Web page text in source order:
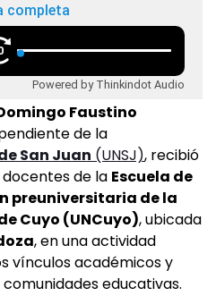
completa
Powered by Thinkindot Audio
Faustino
de la
San Juan (UNSJ), recibió
de la Escuela de
preuniversitaria de la
Cuyo (UNCuyo), ubicada
, en una actividad
vínculos académicos y
educativas.